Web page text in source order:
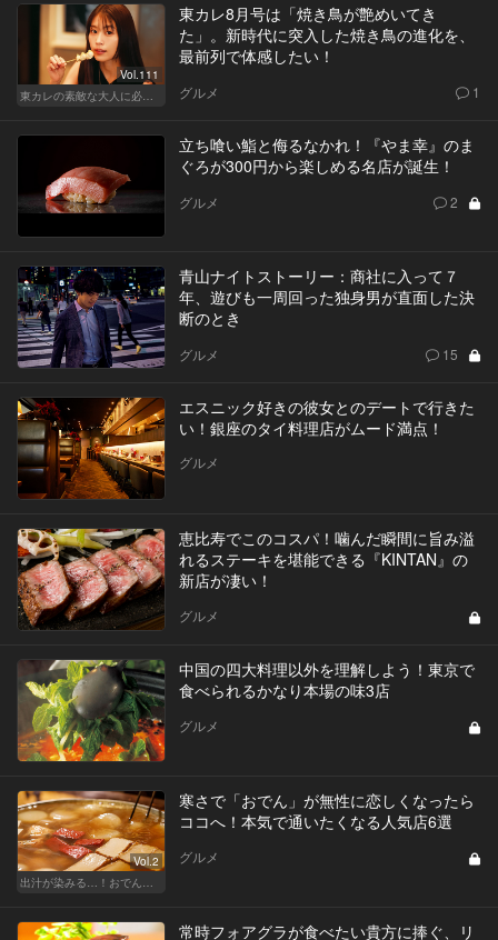
Vol.111
東カレ8月号は「焼き鳥が艶めいてき
た」。新時代に突入した焼き鳥の進化を、
最前列で体感したい！
グルメ 1
立ち喰い鮨と侮るなかれ！『やま幸』のま
ぐろが300円から楽しめる名店が誕生！
グルメ 2
青山ナイトストーリー：商社に入って７
年、遊びも一周回った独身男が直面した決
断のとき
グルメ 15
エスニック好きの彼女とのデートで行きた
い！銀座のタイ料理店がムード満点！
グルメ
恵比寿でこのコスパ！噛んだ瞬間に旨み溢
れるステーキを堪能できる『KINTAN』の
新店が凄い！
グルメ
中国の四大料理以外を理解しよう！東京で
食べられるかなり本場の味3店
グルメ
Vol.2
寒さで「おでん」が無性に恋しくなったら
ココへ！本気で通いたくなる人気店6選
グルメ
常時フォアグラが食べたい貴方に捧ぐ、リ